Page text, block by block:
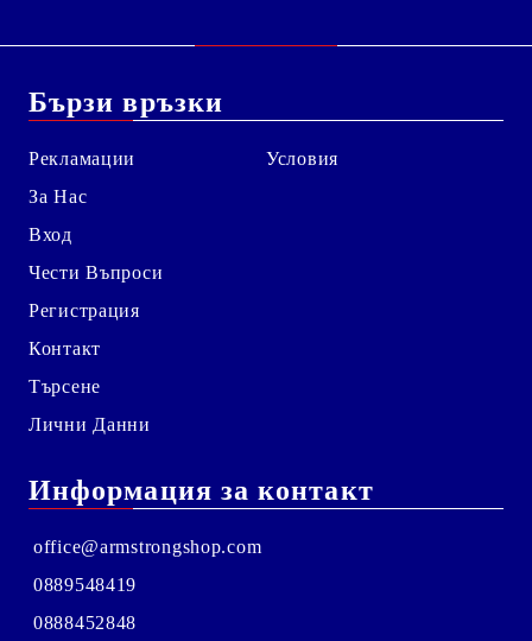
Бързи връзки
Рекламации
За Нас
Вход
Чести Въпроси
Регистрация
Контакт
Търсене
Лични Данни
Условия
Информация за контакт
office@armstrongshop.com
0889548419
0888452848